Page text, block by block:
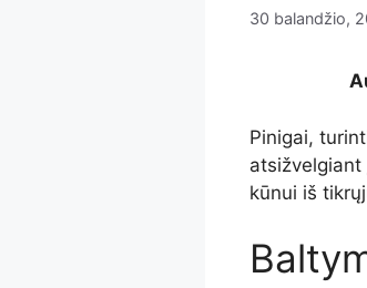
30 balandžio,
Pinigai,
kūnui iš